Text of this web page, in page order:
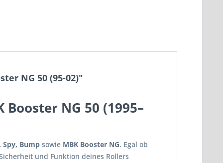
NG 50 (95-02)"
Booster NG 50 (1995–
Spy, Bump sowie MBK Booster NG. Egal ob
und Funktion deines Rollers